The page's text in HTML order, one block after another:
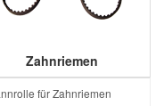
Zahnriemen
für Zahnriemen